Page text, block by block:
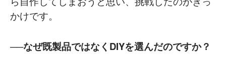
かけです。
──なぜ既製品ではなくDIYを選んだのですか？